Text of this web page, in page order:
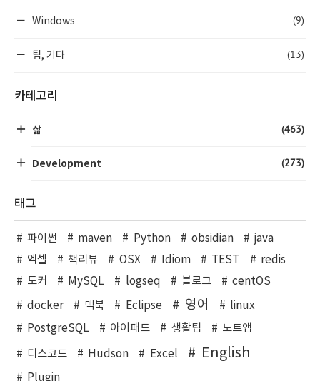
Windows (9)
팁, 기타 (13)
카테고리
삶 (463)
Development (273)
태그
파이썬 maven Python obsidian
java
엑셀
책리뷰 OSX Idiom TEST
redis
도커
MySQL logseq 블로그
centOS
docker
맥북 Eclipse 영어
linux
PostgreSQL
아이패드 생활팁 노트앱
디스코드 Hudson Excel English
Plugin